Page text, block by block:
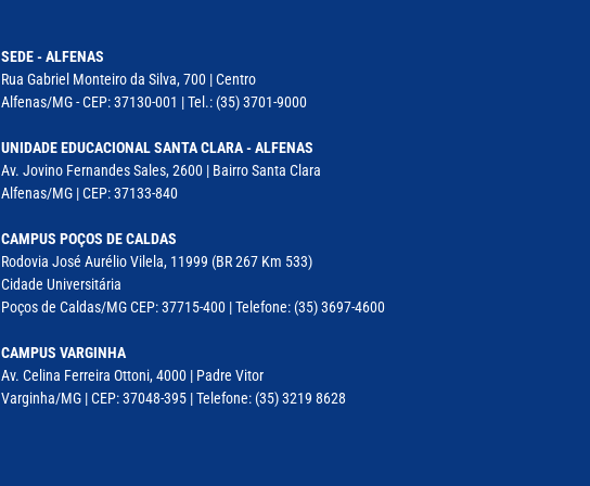
SEDE - ALFENAS
Rua Gabriel Monteiro da Silva, 700 | Centro
Alfenas/MG - CEP: 37130-001 | Tel.: (35) 3701-9000
UNIDADE EDUCACIONAL SANTA CLARA - ALFENAS
Av. Jovino Fernandes Sales, 2600 | Bairro Santa Clara
Alfenas/MG | CEP: 37133-840
CAMPUS POÇOS DE CALDAS
Rodovia José Aurélio Vilela, 11999 (BR 267 Km 533)
Cidade Universitária
Poços de Caldas/MG CEP: 37715-400 | Telefone: (35) 3697-4600
CAMPUS VARGINHA
Av. Celina Ferreira Ottoni, 4000 | Padre Vitor
Varginha/MG | CEP: 37048-395 | Telefone: (35) 3219 8628